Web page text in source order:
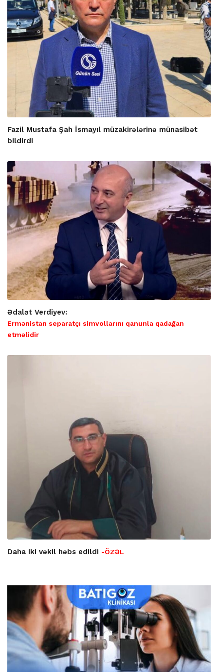
Fazil Mustafa Şah İsmayıl müzakirələrinə münasibət
bildirdi
Ədalət Verdiyev:
Ermənistan separatçı simvollarını qanunla qadağan
etməlidir
Daha iki vəkil həbs edildi -ÖZƏL